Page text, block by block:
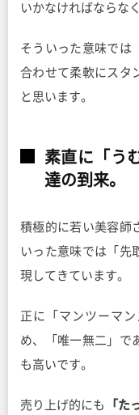
いかなければならな
そういった意味では
合わせて柔軟にスタ
と思います。
素直に「う
達の到来。
積極的に若い美容師
いった意味では「先
現してきています。
正に「マンツーマ
め、「唯一無二」で
も高いです。
売り上げ的にも 「た